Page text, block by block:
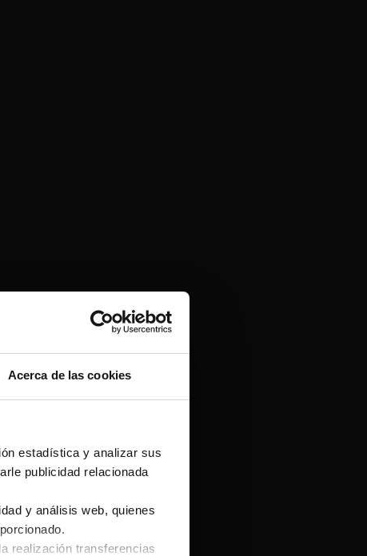
Acerca de las cookies
estadística y analizar sus
publicidad relacionada
y análisis web, quienes
realización transferencias